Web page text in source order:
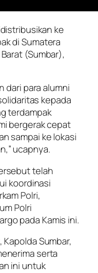
ke
di Sumatera
(Sumbar),
dari para alumni
kepada
terdampak
bergerak cepat
sampai ke lokasi
ucapnya.
telah
koordinasi
Polri,
Polri
pada Kamis ini.
Sumbar,
serta
ini untuk